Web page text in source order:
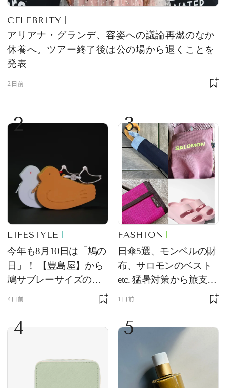
CELEBRITY
アリアナ・グランデ、容姿への議論再燃のなか
休養へ。ツアー終了後は公の場から退くことを
発表
2日前
2
LIFESTYLE
今年も8月10日は「鳩の
日」！ 【豊島屋】から
鳩サブレーサイズのポ
ーチ「はとっこ」を限
4日前
3
FASHION
日傘5選、モンベルの財
布、サロモンのベスト
etc. 猛暑対策から旅支度
まで！ ｜今週の人気記
1日前
4 5